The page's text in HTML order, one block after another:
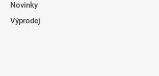
Novinky
Výprodej